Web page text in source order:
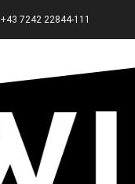
+43 7242 22844-111